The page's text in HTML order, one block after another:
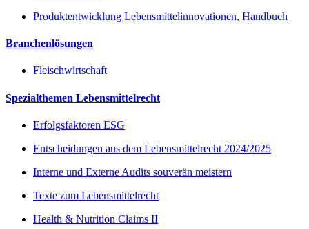
Produktentwicklung Lebensmittelinnovationen, Handbuch
Branchenlösungen
Fleischwirtschaft
Spezialthemen Lebensmittelrecht
Erfolgsfaktoren ESG
Entscheidungen aus dem Lebensmittelrecht 2024/2025
Interne und Externe Audits souverän meistern
Texte zum Lebensmittelrecht
Health & Nutrition Claims II